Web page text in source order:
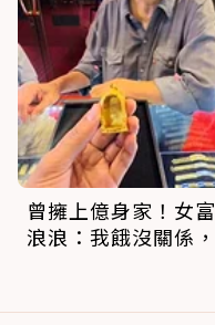
曾擁上億身家！女
浪浪：我餓沒關係